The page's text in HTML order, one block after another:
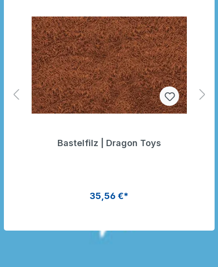
Bastelfilz | Dragon Toys
35,56 €*